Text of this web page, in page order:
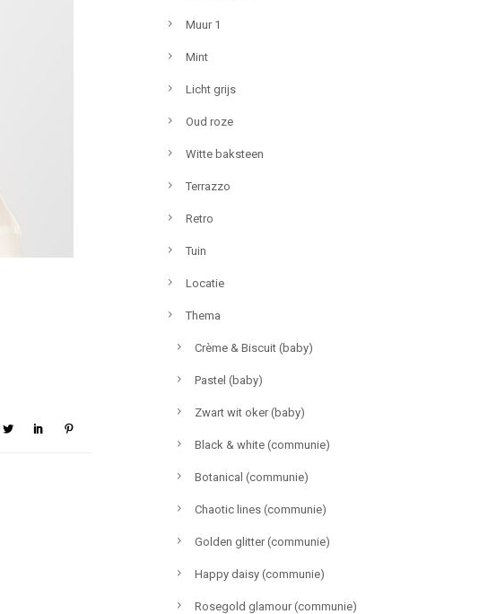
Muur 1
Mint
Licht grijs
Oud roze
Witte baksteen
Terrazzo
Retro
Tuin
Locatie
Thema
Crème & Biscuit (baby)
Pastel (baby)
Zwart wit oker (baby)
Black & white (communie)
Botanical (communie)
Chaotic lines (communie)
Golden glitter (communie)
Happy daisy (communie)
Rosegold glamour (communie)